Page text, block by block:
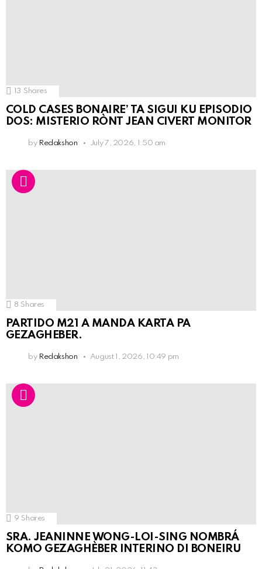
13 Shares
COLD CASES BONAIRE’ TA SIGUI KU EPISODIO
DOS: MISTERIO RÒNT JEAN CIVERT MONITOR
by Redakshon July 7, 2026, 1:50 am
8 Shares
PARTIDO M21 A MANDA KARTA PA
GEZAGHEBER.
by Redakshon August 1, 2026, 10:49 pm
9 Shares
SRA. JEANINNE WONG-LOI-SING NOMBRÁ
KOMO GEZAGHÈBER INTERINO DI BONEIRU